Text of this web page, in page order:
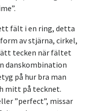
fält i en ring, detta
av stjärna, cirkel,
tecken när fältet
danskombination
på hur bra man
mitt på tecknet.
”perfect”, missar